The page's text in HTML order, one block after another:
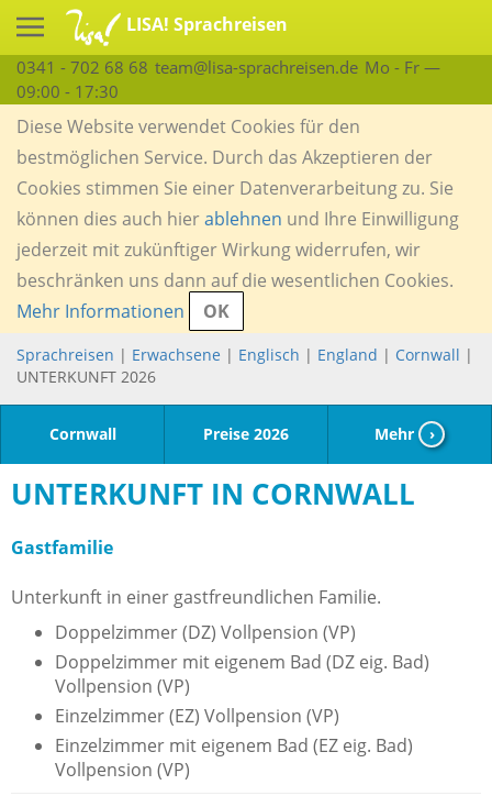
LISA! Sprachreisen
0341 - 702 68 68 team@lisa-sprachreisen.de Mo - Fr —
09:00 - 17:30
Diese Website verwendet Cookies für den
bestmöglichen Service. Durch das Akzeptieren der
Cookies stimmen Sie einer Datenverarbeitung zu. Sie
können dies auch hierablehnen und Ihre Einwilligung
jederzeit mit zukünftiger Wirkung widerrufen, wir
beschränken uns dann auf die wesentlichen Cookies.
Mehr Informationen
OK
Sprachreisen | Erwachsene | Englisch | England | Cornwall |
UNTERKUNFT 2026
Cornwall Preise 2026 Mehr ›
UNTERKUNFT IN CORNWALL
Gastfamilie
Unterkunft in einer gastfreundlichen Familie.
Doppelzimmer (DZ) Vollpension (VP)
Doppelzimmer mit eigenem Bad (DZ eig. Bad)
Vollpension (VP)
Einzelzimmer (EZ) Vollpension (VP)
Einzelzimmer mit eigenem Bad (EZ eig. Bad)
Vollpension (VP)